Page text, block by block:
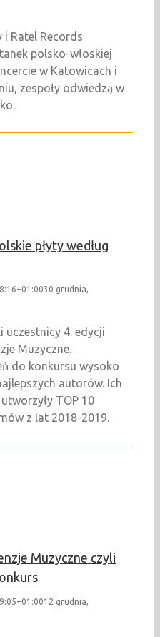
i Ratel Records
polsko-włoskiej
w Katowicach i
zespoły odwiedzą w
płyty według
30 grudnia,
uczestnicy 4. edycji
Muzyczne.
do konkursu wysoko
autorów. Ich
TOP 10
z lat 2018-2019.
Muzyczne czyli
12 grudnia,